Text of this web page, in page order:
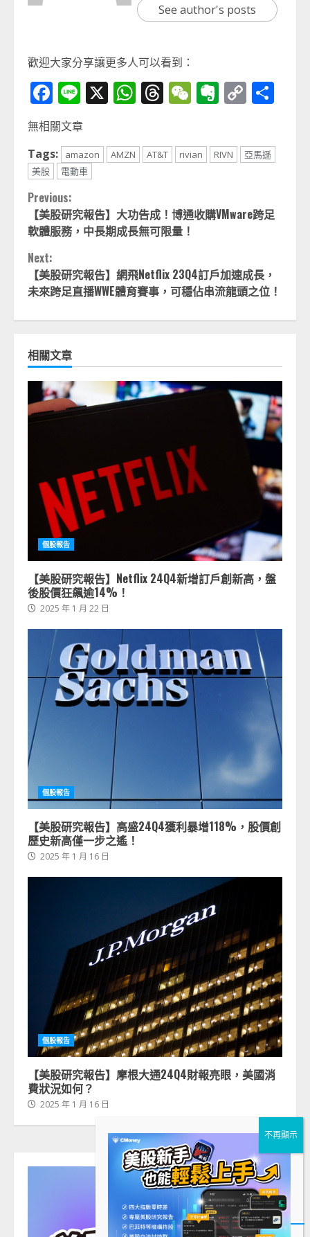
See author's posts
歡迎大家分享讓更多人可以看到：
Facebook
Line
X WhatsApp
Threads
WeChat
Evernote
Copy
無相關文章
Tags:
amazon AMZN AT&T rivian RIVN
亞馬遜
美股
電動車
Continue
Reading
Previous:
【美股研究報告】大功告成！博通收購VMware跨足
軟體服務，中長期成長無可限量！
Next:
【美股研究報告】網飛Netflix 23Q4訂戶加速成長，
未來跨足直播WWE體育賽事，可穩佔串流龍頭之位！
相關文章
個股報告
【美股研究報告】Netflix 24Q4新增訂戶創新高，盤
後股價狂飆逾14%！
2025 年 1 月 22 日
個股報告
【美股研究報告】高盛24Q4獲利暴增118%，股價創
歷史新高僅一步之遙！
2025 年 1 月 16 日
個股報告
【美股研究報告】摩根大通24Q4財報亮眼，美國消
費狀況如何？
2025 年 1 月 16 日